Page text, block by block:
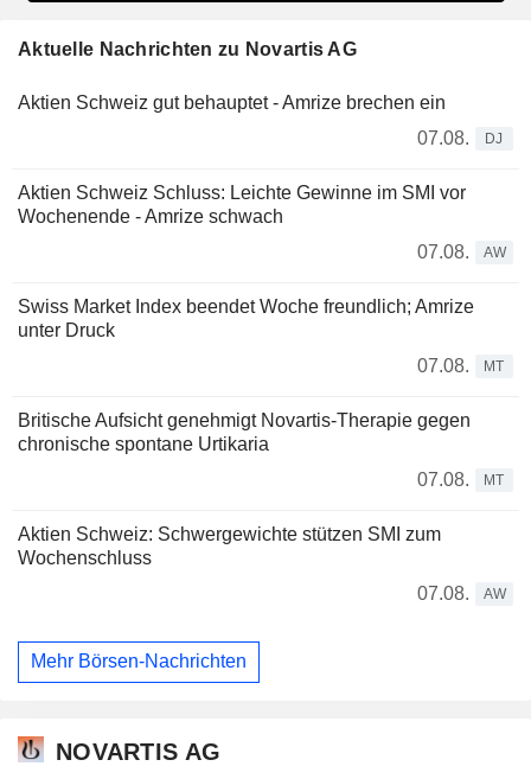
Aktuelle Nachrichten zu Novartis AG
Aktien Schweiz gut behauptet - Amrize brechen ein
07.08.
DJ
Aktien Schweiz Schluss: Leichte Gewinne im SMI vor
Wochenende - Amrize schwach
07.08.
AW
Swiss Market Index beendet Woche freundlich; Amrize
unter Druck
07.08.
MT
Britische Aufsicht genehmigt Novartis-Therapie gegen
chronische spontane Urtikaria
07.08.
MT
Aktien Schweiz: Schwergewichte stützen SMI zum
Wochenschluss
07.08.
AW
Mehr Börsen-Nachrichten
NOVARTIS AG